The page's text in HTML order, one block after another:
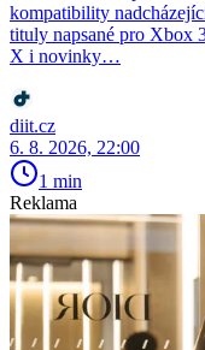
kompatibility
tituly napsané pro Xbox
X i novinky…
diit.cz
6. 8. 2026, 22:00
1 min
Reklama